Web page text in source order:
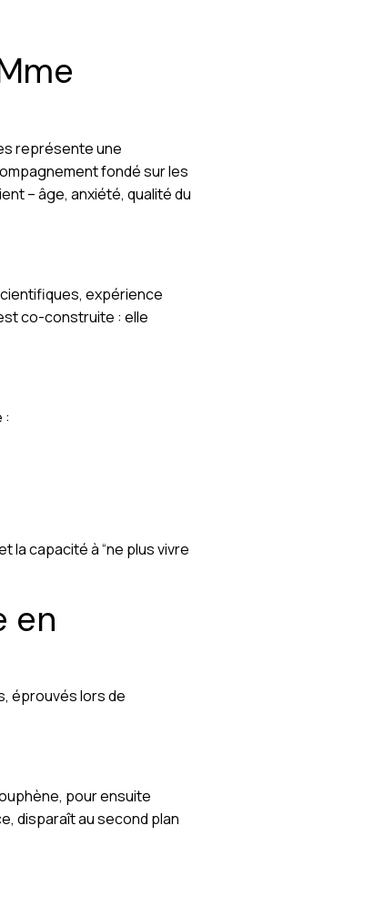
représente une
fondé sur les
– âge, anxiété, qualité du
expérience
co-construite : elle
:
la capacité à “ne plus vivre
en
éprouvés lors de
pour ensuite
disparaît au second plan